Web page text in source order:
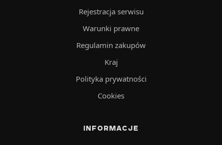
Rejestracja serwisu
Warunki prawne
Regulamin zakupów
Kraj
Polityka prywatności
Cookies
INFORMACJE